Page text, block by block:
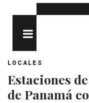
LOCALES
Estaciones
de Panamá